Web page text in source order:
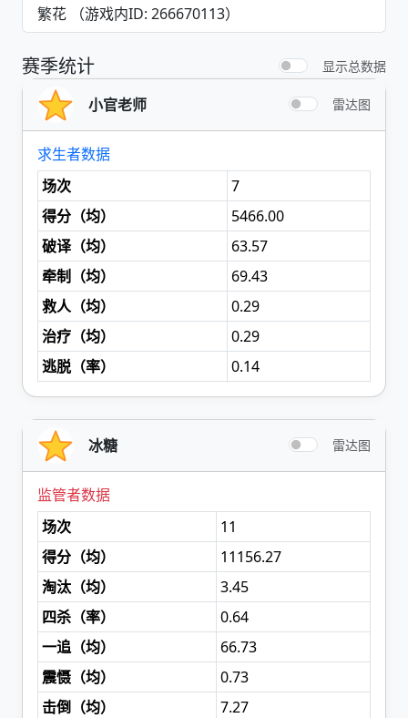
繁花 （游戏内ID: 266670113）
赛季统计 显示总数据
小官老师 雷达图
求生者数据
场次
7
得分（均）
5466.00
破译（均）
63.57
牵制（均）
69.43
救人（均）
0.29
治疗（均）
0.29
逃脱（率） 0.14
冰糖 雷达图
监管者数据
场次
11
得分（均）
11156.27
淘汰（均）
3.45
四杀（率）
0.64
一追（均）
66.73
震慑（均）
0.73
击倒（均）
7.27